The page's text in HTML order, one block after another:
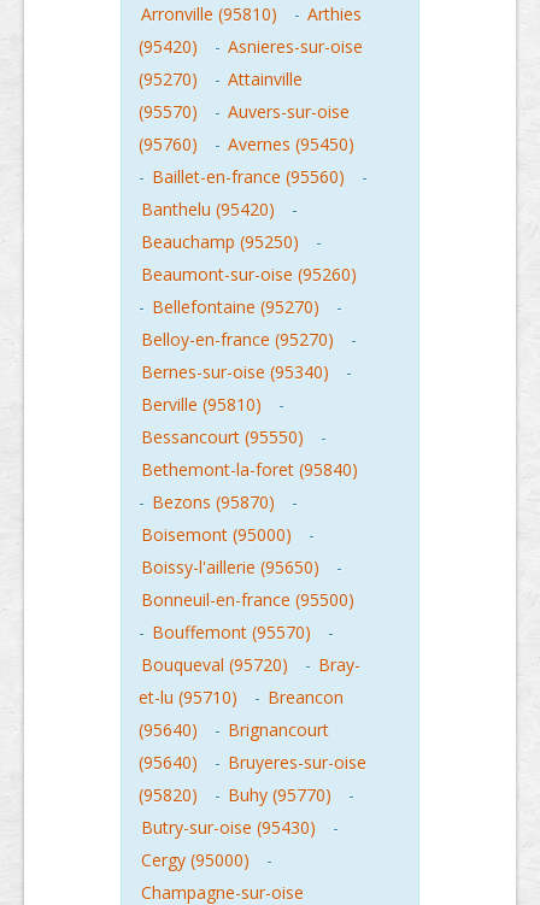
Arronville (95810)
- Arthies
(95420)
- Asnieres-sur-oise
(95270)
- Attainville
(95570)
- Auvers-sur-oise
(95760)
- Avernes (95450)
- Baillet-en-france (95560)
-
Banthelu (95420)
-
Beauchamp (95250)
-
Beaumont-sur-oise (95260)
- Bellefontaine (95270)
-
Belloy-en-france (95270)
-
Bernes-sur-oise (95340)
-
Berville (95810)
-
Bessancourt (95550)
-
Bethemont-la-foret (95840)
- Bezons (95870)
-
Boisemont (95000)
-
Boissy-l'aillerie (95650)
-
Bonneuil-en-france (95500)
- Bouffemont (95570)
-
Bouqueval (95720)
- Bray-
et-lu (95710)
- Breancon
(95640)
- Brignancourt
(95640)
- Bruyeres-sur-oise
(95820)
- Buhy (95770)
-
Butry-sur-oise (95430)
-
Cergy (95000)
-
Champagne-sur-oise